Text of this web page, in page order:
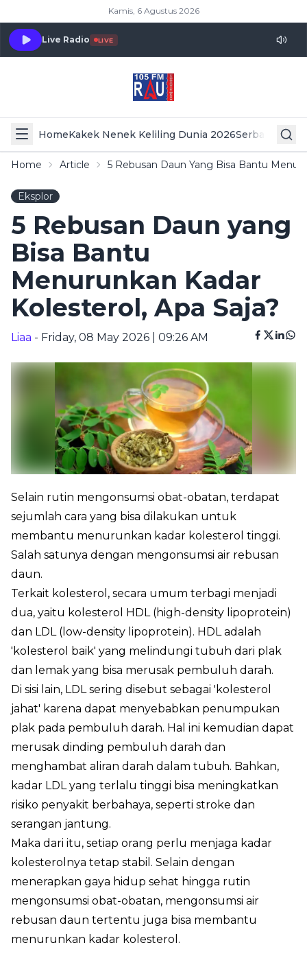
Kamis, 6 Agustus 2026
Live Radio LIVE
HomeKakek Nenek Keliling Dunia 2026Serba Serbi
Home Article 5 Rebusan Daun Yang Bisa Bantu
Eksplor
5 Rebusan Daun yang
Bisa Bantu
Menurunkan Kadar
Kolesterol, Apa Saja?
Liaa - Friday, 08 May 2026 | 09:26 AM
Selain rutin mengonsumsi obat-obatan, terdapat
sejumlah cara yang bisa dilakukan untuk
membantu menurunkan kadar kolesterol tinggi.
Salah satunya dengan mengonsumsi air rebusan
daun.
Terkait kolesterol, secara umum terbagi menjadi
dua, yaitu kolesterol HDL (high-density lipoprotein)
dan LDL (low-density lipoprotein). HDL adalah
'kolesterol baik' yang melindungi tubuh dari plak
dan lemak yang bisa merusak pembuluh darah.
Di sisi lain, LDL sering disebut sebagai 'kolesterol
jahat' karena dapat menyebabkan penumpukan
plak pada pembuluh darah. Hal ini kemudian dapat
merusak dinding pembuluh darah dan
menghambat aliran darah dalam tubuh. Bahkan,
kadar LDL yang terlalu tinggi bisa meningkatkan
risiko penyakit berbahaya, seperti stroke dan
serangan jantung.
Maka dari itu, setiap orang perlu menjaga kadar
kolesterolnya tetap stabil. Selain dengan
menerapkan gaya hidup sehat hingga rutin
mengonsumsi obat-obatan, mengonsumsi air
rebusan daun tertentu juga bisa membantu
menurunkan kadar kolesterol.